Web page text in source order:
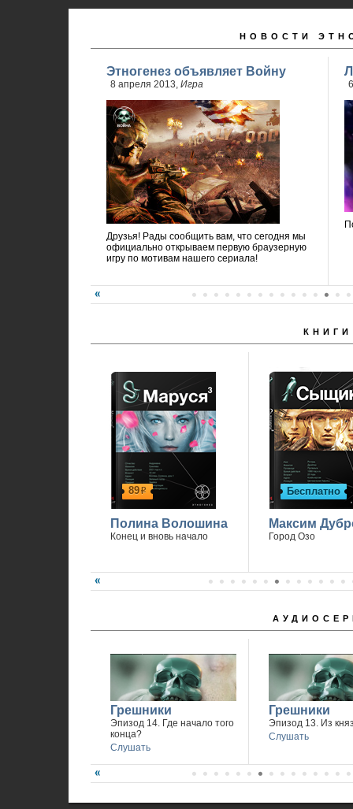
НОВОСТИ
Этногенез объявляет Войну
8 апреля 2013, Игра
Друзья! Рады сообщить вам, что сегодня мы
официально открываем первую браузерную
игру по мотивам нашего сериала!
КНИГИ
89р
Полина Волошина
Конец и вновь начало
Бесплатно
Максим
Город Озо
Грешники
Эпизод 14. Где начало того
конца?
Слушать
Грешники
Эпизод 13. Из
Слушать